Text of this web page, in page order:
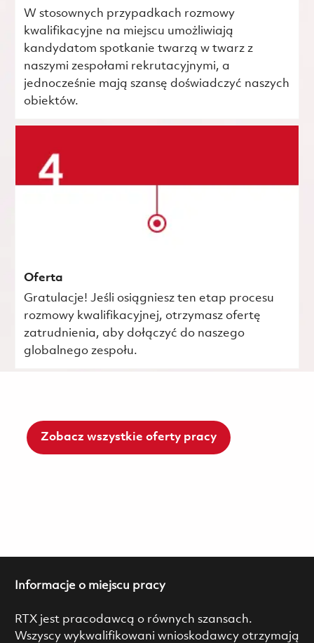
W stosownych przypadkach rozmowy
kwalifikacyjne na miejscu umożliwiają
kandydatom spotkanie twarzą w twarz z
naszymi zespołami rekrutacyjnymi, a
jednocześnie mają szansę doświadczyć naszych
obiektów.
Oferta
Gratulacje! Jeśli osiągniesz ten etap procesu
rozmowy kwalifikacyjnej, otrzymasz ofertę
zatrudnienia, aby dołączyć do naszego
globalnego zespołu.
Zobacz wszystkie oferty pracy
Informacje o miejscu pracy
RTX jest pracodawcą o równych szansach.
Wszyscy wykwalifikowani wnioskodawcy otrzymają